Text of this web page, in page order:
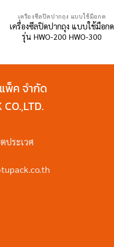
เครื่องซีลปิดปากถุง แบบใช้มือกด
เครื่องซีลปิดปากถุง แบบใช้มือกด
รุ่น HWO-200 HWO-300
พ็ค จำกัด
ประเวศ